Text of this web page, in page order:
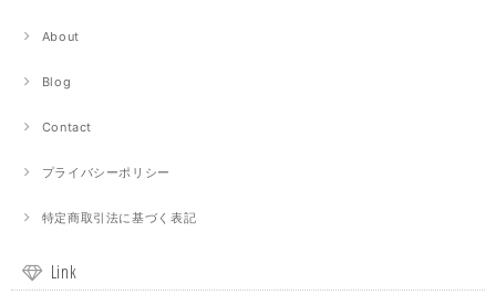
About
Blog
Contact
プライバシーポリシー
特定商取引法に基づく表記
Link